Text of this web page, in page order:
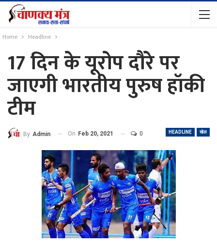
Home Headline
17 दिन के यूरोप दौरे पर
जाएगी भारतीय पुरुष हॉकी
टीम
HEADLINE खेल
By Admin On Feb 20, 2021 0